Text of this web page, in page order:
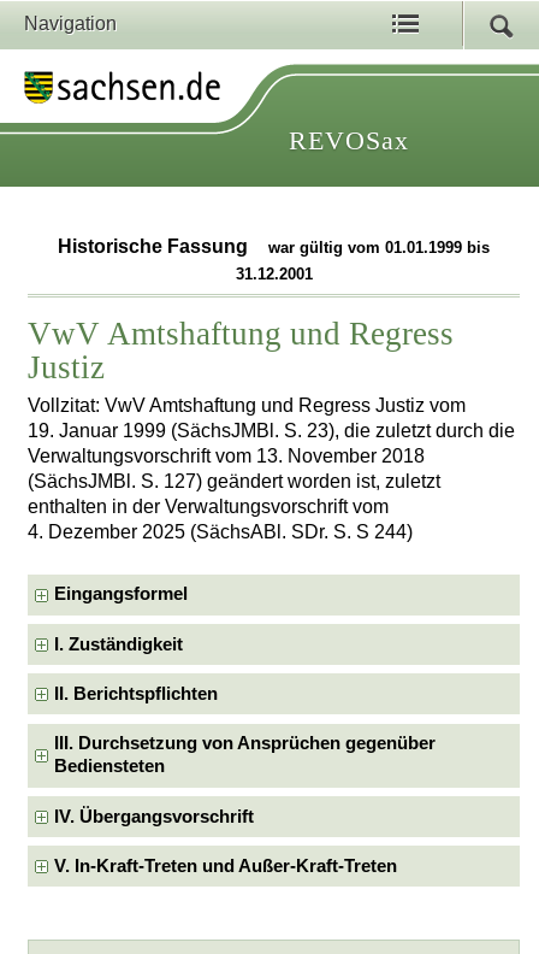
Navigation
REVOSax
Historische Fassung
war gültig vom 01.01.1999 bis
31.12.2001
VwV Amtshaftung und Regress
Justiz
Vollzitat: VwV Amtshaftung und Regress Justiz vom
19. Januar 1999 (SächsJMBl. S. 23), die zuletzt durch die
Verwaltungsvorschrift vom 13. November 2018
(SächsJMBl. S. 127) geändert worden ist, zuletzt
enthalten in der Verwaltungsvorschrift vom
4. Dezember 2025 (SächsABl. SDr. S. S 244)
Eingangsformel
I. Zuständigkeit
II. Berichtspflichten
III. Durchsetzung von Ansprüchen gegenüber
Bediensteten
IV. Übergangsvorschrift
V. In-Kraft-Treten und Außer-Kraft-Treten